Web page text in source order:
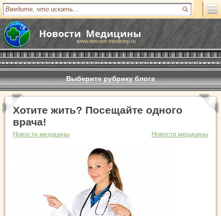
www.novosti-mediciny.ru
Выберите рубрику блога
Хотите жить? Посещайте одного
врача!
Новости медицины Новости медицины